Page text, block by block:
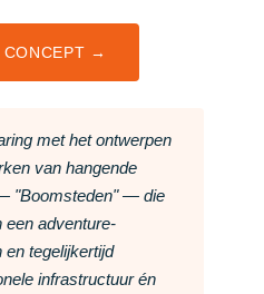
CONCEPT →
met het ontwerpen
van hangende
"Boomsteden" — die
een adventure-
tegelijkertijd
infrastructuur én